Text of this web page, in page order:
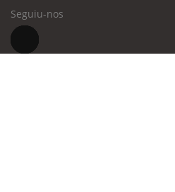
Seguiu-nos